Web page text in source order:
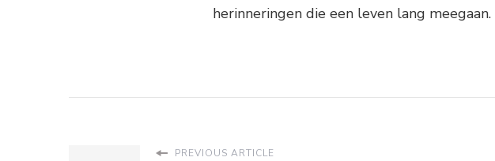
herinneringen die een leven lang meegaan.
PREVIOUS ARTICLE